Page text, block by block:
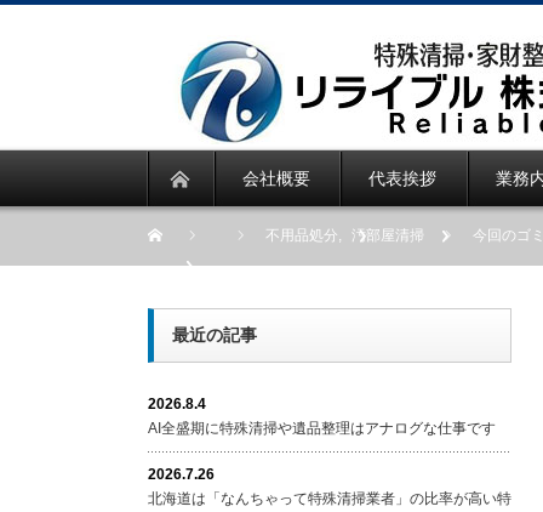
会社概要 代表挨拶 業務
不用品処分, 汚部屋清掃 今回のゴ
最近の記事
2026.8.4
AI全盛期に特殊清掃や遺品整理はアナログな仕事です
2026.7.26
北海道は「なんちゃって特殊清掃業者」の比率が高い特